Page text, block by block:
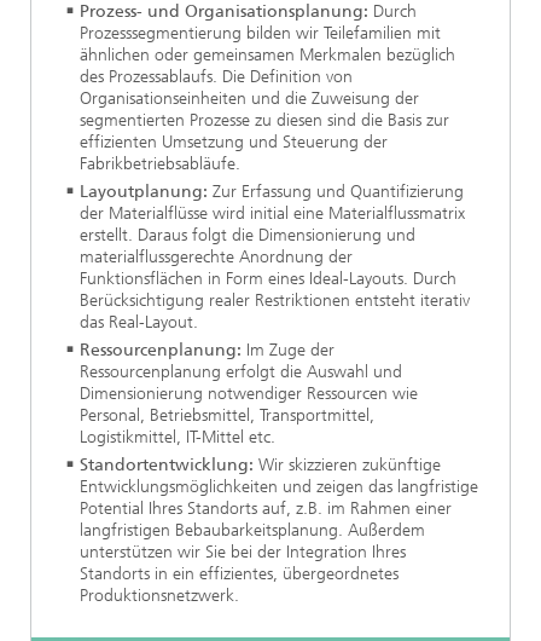
Prozess- und Organisationsplanung: Durch
Prozesssegmentierung bilden wir Teilefamilien mit
ähnlichen oder gemeinsamen Merkmalen bezüglich
des Prozessablaufs. Die Definition von
Organisationseinheiten und die Zuweisung der
segmentierten Prozesse zu diesen sind die Basis zur
effizienten Umsetzung und Steuerung der
Fabrikbetriebsabläufe.
Layoutplanung: Zur Erfassung und Quantifizierung
der Materialflüsse wird initial eine Materialflussmatrix
erstellt. Daraus folgt die Dimensionierung und
materialflussgerechte Anordnung der
Funktionsflächen in Form eines Ideal-Layouts. Durch
Berücksichtigung realer Restriktionen entsteht iterativ
das Real-Layout.
Ressourcenplanung: Im Zuge der
Ressourcenplanung erfolgt die Auswahl und
Dimensionierung notwendiger Ressourcen wie
Personal, Betriebsmittel, Transportmittel,
Logistikmittel, IT-Mittel etc.
Standortentwicklung: Wir skizzieren zukünftige
Entwicklungsmöglichkeiten und zeigen das langfristige
Potential Ihres Standorts auf, z.B. im Rahmen einer
langfristigen Bebaubarkeitsplanung. Außerdem
unterstützen wir Sie bei der Integration Ihres
Standorts in ein effizientes, übergeordnetes
Produktionsnetzwerk.